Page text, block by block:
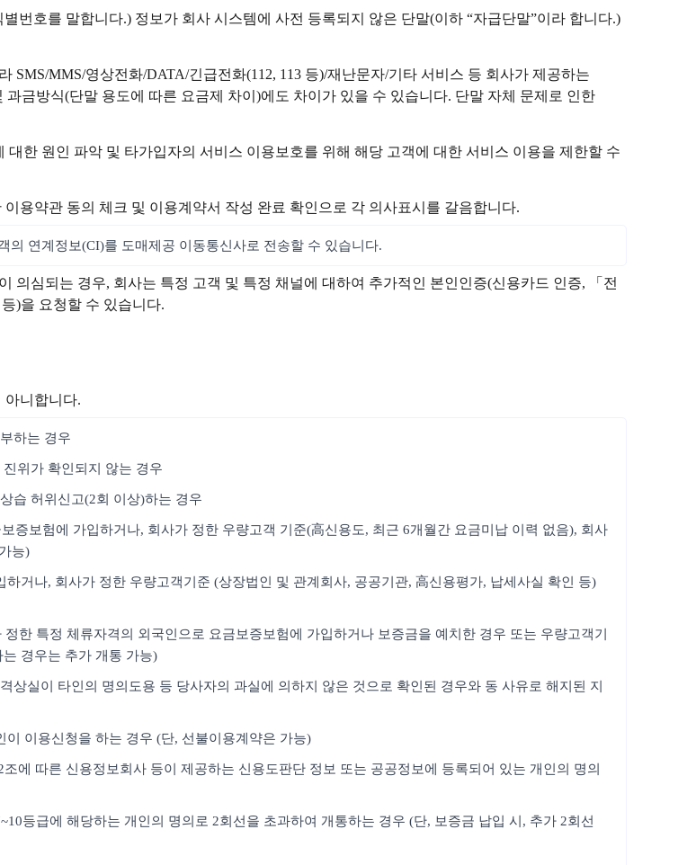
호를 말합니다.) 정보가 회사 시스템에 사전 등록되지 않은 단말(이하 “자급단말”이라 합니다.)
MMS/영상전화/DATA/긴급전화(112, 113 등)/재난문자/기타 서비스 등 회사가 제공하는
금방식(단말 용도에 따른 요금제 차이)에도 차이가 있을 수 있습니다. 단말 자체 문제로 인한
한 원인 파악 및 타가입자의 서비스 이용보호를 위해 해당 고객에 대한 서비스 이용을 제한할 수
용약관 동의 체크 및 이용계약서 작성 완료 확인으로 각 의사표시를 갈음합니다.
의 연계정보(CI)를 도매제공 이동통신사로 전송할 수 있습니다.
심되는 경우, 회사는 특정 고객 및 특정 채널에 대하여 추가적인 본인인증(신용카드 인증, 「전
)을 요청할 수 있습니다.
니합니다.
하는 경우
위가 확인되지 않는 경우
습 허위신고(2회 이상)하는 경우
증보험에 가입하거나, 회사가 정한 우량고객 기준(高신용도, 최근 6개월간 요금미납 이력 없음), 회사
능)
거나, 회사가 정한 우량고객기준 (상장법인 및 관계회사, 공공기관, 高신용평가, 납세사실 확인 등)
한 특정 체류자격의 외국인으로 요금보증보험에 가입하거나 보증금을 예치한 경우 또는 우량고객기
경우는 추가 개통 가능)
실이 타인의 명의도용 등 당사자의 과실에 의하지 않은 것으로 확인된 경우와 동 사유로 해지된 지
이용신청을 하는 경우 (단, 선불이용계약은 가능)
에 따른 신용정보회사 등이 제공하는 신용도판단 정보 또는 공공정보에 등록되어 있는 개인의 명의
등급에 해당하는 개인의 명의로 2회선을 초과하여 개통하는 경우 (단, 보증금 납입 시, 추가 2회선